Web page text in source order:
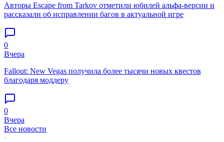
Авторы Escape from Tarkov отметили юбилей альфа-версии и
рассказали об исправлении багов в актуальной игре
0
Вчера
Fallout: New Vegas получила более тысячи новых квестов
благодаря моддеру
0
Вчера
Все новости